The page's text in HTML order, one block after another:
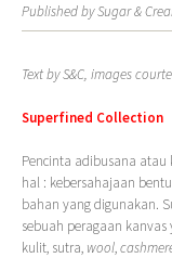
Published by Sugar &
Text by S&C, images
Superfined Collection
Pencinta adibusana atau
hal : kebersahajaan
bahan yang digunakan.
sebuah peragaan
kulit, sutra, wool,